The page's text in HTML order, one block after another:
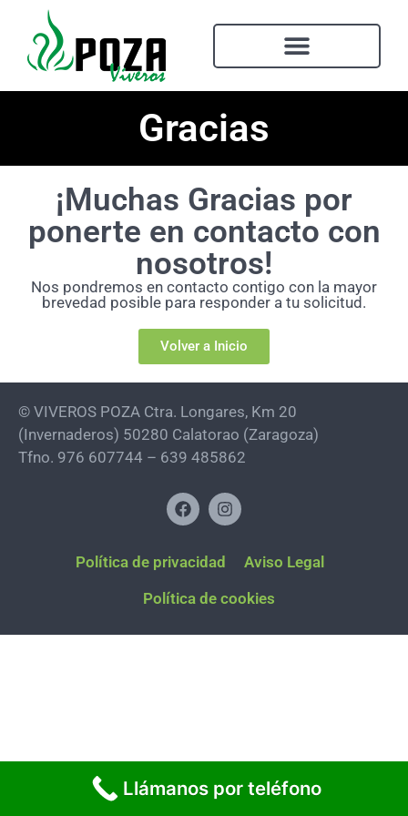
Gracias
¡Muchas Gracias por
ponerte en contacto con
nosotros!
Nos pondremos en contacto contigo con la mayor
brevedad posible para responder a tu solicitud.
Volver a Inicio
© VIVEROS POZA Ctra. Longares, Km 20
(Invernaderos) 50280 Calatorao (Zaragoza)
Tfno. 976 607744 – 639 485862
Política de privacidad
Aviso Legal
Política de cookies
Llámanos por teléfono